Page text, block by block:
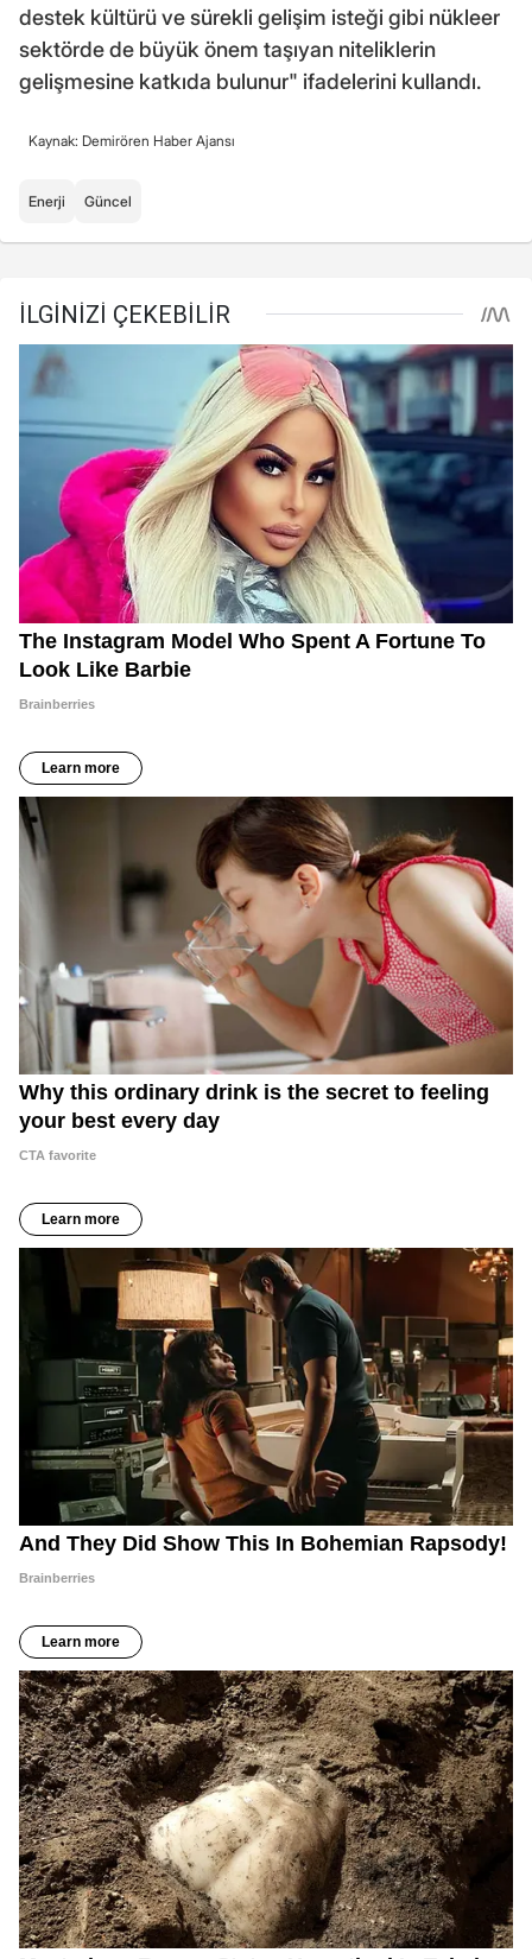
destek kültürü ve sürekli gelişim isteği gibi nükleer
sektörde de büyük önem taşıyan niteliklerin
gelişmesine katkıda bulunur" ifadelerini kullandı.
Kaynak: Demirören Haber Ajansı
Enerji Güncel